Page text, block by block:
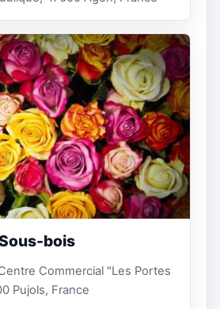
bois
Commercial "Les Portes
Pujols, France